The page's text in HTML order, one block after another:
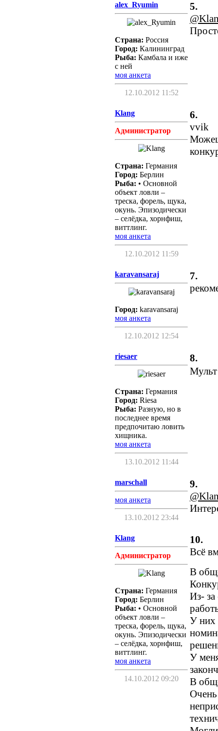
alex_Ryumin
Страна: Россия
Город: Калининград
Рыба: Камбала и иже
с ней
моя анкета
12.10.2012 11:52
5.
Klang
Администратор
Страна: Германия
Город: Берлин
Рыба: • Основной
объект ловли –
треска, форель, щука,
окунь. Эпизодически
– селёдка, хорнфиш,
виттлинг.
моя анкета
12.10.2012 11:59
6.
vvik
karavansaraj
Город: karavansaraj
моя анкета
12.10.2012 12:54
7.
riesaer
Страна: Германия
Город: Riesa
Рыба: Разную, но в
последнее время
предпочитаю ловить
хищника.
моя анкета
13.10.2012 11:44
8.
marschall
моя анкета
13.10.2012 23:44
9.
Klang
Администратор
Страна: Германия
Город: Берлин
Рыба: • Основной
объект ловли –
треска, форель, щука,
окунь. Эпизодически
– селёдка, хорнфиш,
виттлинг.
моя анкета
14.10.2012 09:20
10.
Всё
В
Из- за
У них
У
В